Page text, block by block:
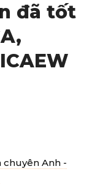
đã tốt
chuyên Anh -